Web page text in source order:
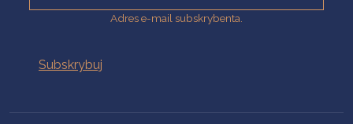
Adres e-mail subskrybenta.